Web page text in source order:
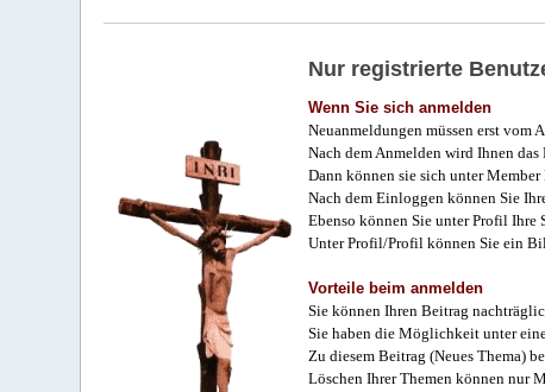
Nur registrierte
Wenn Sie sich anmelden
Neuanmeldungen müssen erst vom
Nach dem Anmelden wird Ihnen das
Dann können sie sich unter
Nach dem Einloggen können Sie
Ebenso können Sie unter Profil Ihre
Unter Profil/Profil können Sie ein
Vorteile beim anmelden
Sie können Ihren Beitrag
Sie haben die Möglichkeit unter
Zu diesem Beitrag (Neues Thema)
Löschen Ihrer Themen können nur